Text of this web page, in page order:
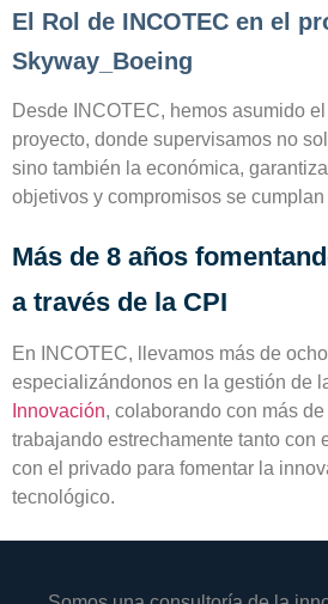
El Rol de INCOTEC en el
Skyway_Boeing
Desde INCOTEC, hemos asumido
proyecto, donde supervisamos no
sino también la económica,
objetivos y compromisos se
Más de 8 años
a través de la CPI
En INCOTEC, llevamos más de
especializándonos en la gestión de
Innovación, colaborando con más
trabajando estrechamente tanto con
con el privado para fomentar la
tecnológico.